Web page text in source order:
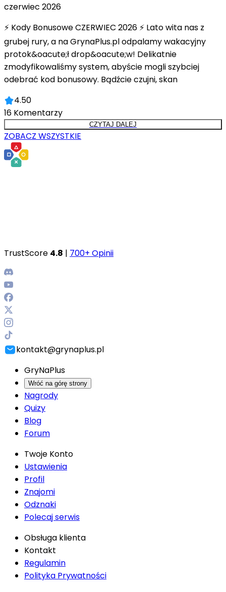
czerwiec 2026
⚡ Kody Bonusowe CZERWIEC 2026 ⚡ Lato wita nas z
grubej rury, a na GrynaPlus.pl odpalamy wakacyjny
protok&oacute;ł drop&oacute;w! Delikatnie
zmodyfikowaliśmy system, abyście mogli szybciej
odebrać kod bonusowy. Bądźcie czujni, skan
4.50
16 Komentarzy
CZYTAJ DALEJ
ZOBACZ WSZYSTKIE
TrustScore 4.8 | 700+ Opinii
kontakt@grynaplus.pl
GryNaPlus
Wróć na górę strony
Nagrody
Quizy
Blog
Forum
Twoje Konto
Ustawienia
Profil
Znajomi
Odznaki
Polecaj serwis
Obsługa klienta
Kontakt
Regulamin
Polityka Prywatności